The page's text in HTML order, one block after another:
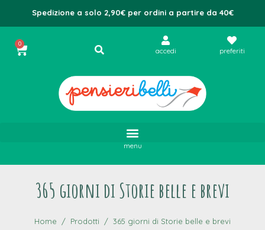
Spedizione a solo 2,90€ per ordini a partire da 40€
0
accedi preferiti
menu
365 giorni di Storie belle e brevi
Home Prodotti 365 giorni di Storie belle e brevi